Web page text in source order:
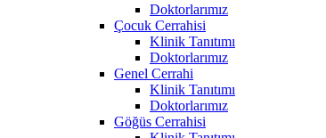
Doktorlarımız
Çocuk Cerrahisi
Klinik Tanıtımı
Doktorlarımız
Genel Cerrahi
Klinik Tanıtımı
Doktorlarımız
Göğüs Cerrahisi